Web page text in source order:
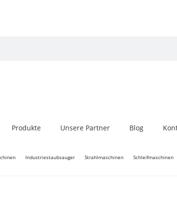
Produkte Unsere Partner Blog
Industriestaubsauger Strahlmaschinen Schleifmaschinen